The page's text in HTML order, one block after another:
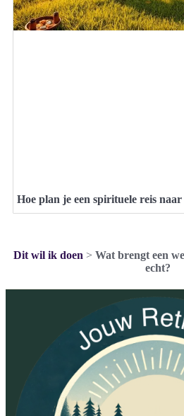
Hoe plan je een spirituele reis
Dit wil ik doen > Wat brengt een
echt?